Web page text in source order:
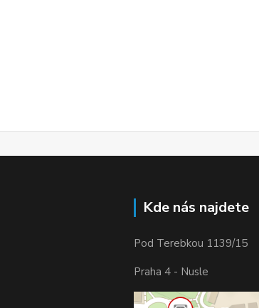
Kde nás najdete
Pod Terebkou 1139/15
Praha 4 - Nusle